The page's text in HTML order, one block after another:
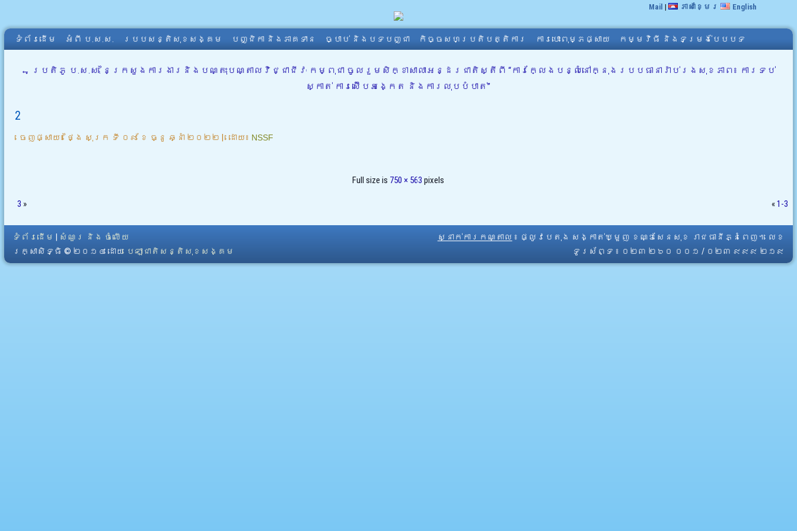
Mail | ភាសាខ្មែរ English
ទំព័រដើម អំពី​ ប.ស.ស. របបសន្តិសុខសង្គម បញ្ជិកា និងភាគទាន ច្បាប់ និងបទបញ្ជា កិច្ចសហប្រតិបត្តិការ ការបោះពុម្ភផ្សាយ កម្មវិធី និងទម្រង់បែបបទ
← ប្រតិភូ ប.ស.ស. នៃក្រសួងការងារនិងបណ្តុះបណ្តាលវិជ្ជាជីវៈ កម្ពុជា ចូលរួមសិក្ខាសាលាអន្ដរជាតិស្តីពី “ការក្លែងបន្លំនៅក្នុងរបបធានារ៉ាប់រងសុខភាព៖ ការទប់
ស្កាត់ ការស៊ើបអង្កេត និងការលុបបំបាត់”
2
ចេញផ្សាយ៖ ថ្ងៃ សុក្រ ទី ០៩ ខែ ធ្នូ ឆ្នាំ ២០២២ | ដោយ៖ NSSF
Full size is 750 × 563 pixels
3 » «1-3
ទំព័រដើម
សំណួរ និង ចំលើយ
រក្សាសិទ្ធិ © ២០១៤ ដោយ​ បេឡាជាតិសន្តិសុខសង្គម
ស្នាក់ការកណ្តាល ៖ ផ្លូវបេតុង សង្កាត់ឃ្មួញ ខណ្ឌសែនសុខ រាជធានីភ្នំពេញ។ លេខ
ទូរស័ព្ទ ៖ ០២៣ ២៦០ ០០១ / ០២៣ ៩៩៩ ២១៩